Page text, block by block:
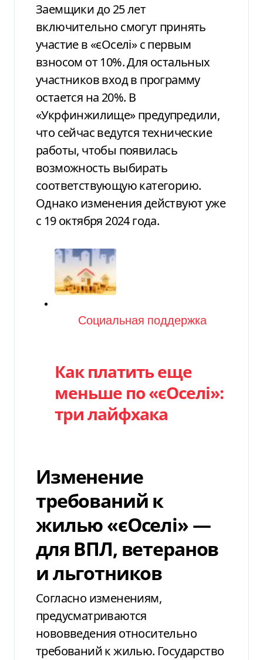
Заемщики до 25 лет
включительно смогут принять
участие в «єОселі» с первым
взносом от 10%. Для остальных
участников вход в программу
остается на 20%. В
«Укрфинжилище» предупредили,
что сейчас ведутся технические
работы, чтобы появилась
возможность выбирать
соответствующую категорию.
Однако изменения действуют уже
с 19 октября 2024 года.
Категория
Социальная поддержка
Как платить еще
меньше по «єОселі»:
три лайфхака
Изменение
требований к
жилью «єОселі» —
для ВПЛ, ветеранов
и льготников
Согласно изменениям,
предусматриваются
нововведения относительно
требований к жилью. Государство